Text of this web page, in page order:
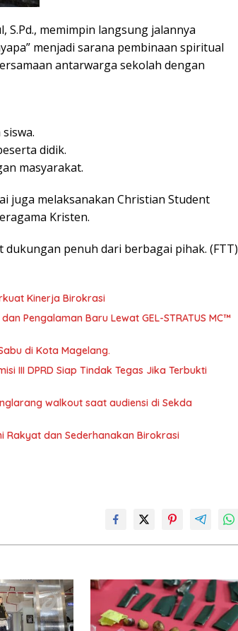
S.Pd., memimpin langsung jalannya
menjadi sarana pembinaan spiritual
antarwarga sekolah dengan
didik.
masyarakat.
juga melaksanakan Christian Student
Kristen.
penuh dari berbagai pihak. (FTT)
II, Perkuat Kinerja Birokrasi
Pengalaman Baru Lewat GEL-STRATUS MC™
di Kota Magelang.
III DPRD Siap Tindak Tegas Jika Terbukti
walkout saat audiensi di Sekda
Rakyat dan Sederhanakan Birokrasi